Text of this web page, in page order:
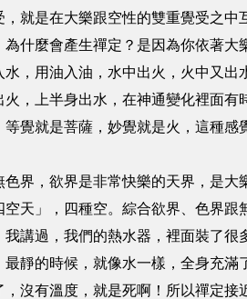
就是在大樂跟空性的雙重覺受之
什麼會產生禪定？是因為你依著
，用油入油，水中出火，火中又
，上半身出水，在神通變化裡面
覺就是菩薩，妙覺就是火，這種感
界，欲界是非常快樂的天界，是
天」，四種空。綜合欲界、色界
講過，我們的熱水器，裡面裝了
靜的時候，就像水一樣，全身充
沒有溫度，就是死啊！所以禪定接